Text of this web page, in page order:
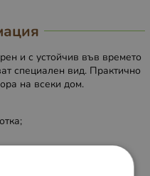
и с устойчив във времето
специален вид. Практично
на всеки дом.